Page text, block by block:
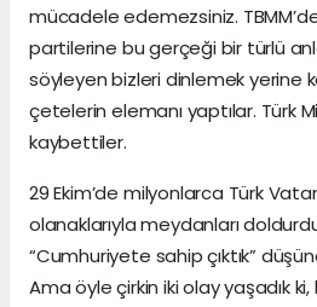
mücadele edemezsiniz.
partilerine bu gerçeği bir türlü
söyleyen bizleri dinlemek yerine
çetelerin elemanı yaptılar. Türk
kaybettiler.
29 Ekim’de milyonlarca Türk
olanaklarıyla meydanları
“Cumhuriyete sahip çıktık”
Ama öyle çirkin iki olay yaşadık